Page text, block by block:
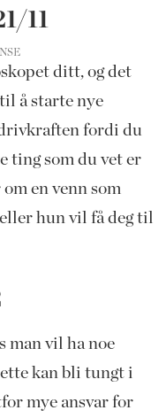
11
ditt, og det
å starte nye
fordi du
ting som du vet er
en venn som
hun vil få deg til
man vil ha noe
kan bli tungt i
mye ansvar for